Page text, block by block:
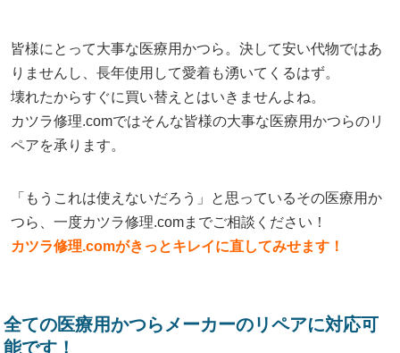
皆様にとって大事な医療用かつら。決して安い代物ではあ
りませんし、長年使用して愛着も湧いてくるはず。
壊れたからすぐに買い替えとはいきませんよね。
カツラ修理.comではそんな皆様の大事な医療用かつらのリ
ペアを承ります。
「もうこれは使えないだろう」と思っているその医療用か
つら、一度カツラ修理.comまでご相談ください！
カツラ修理.comがきっとキレイに直してみせます！
全ての医療用かつらメーカーのリペアに対応可
能です！